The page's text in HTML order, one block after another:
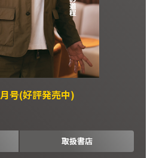
号(好評発売中)
取扱書店